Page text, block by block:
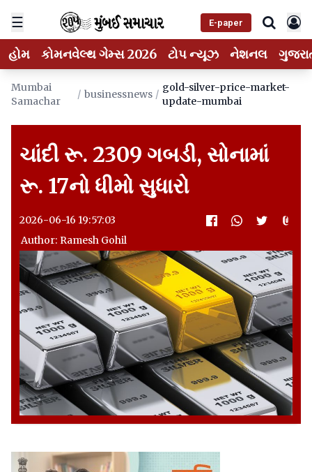
☰ E-paper
હોમ કોમનવેલ્થ ગેમ્સ 2026 ટોપ ન્યૂઝ નેશનલ
Mumbai
Samachar
/ businessnews /
gold-silver-price-market-
update-mumbai
ચાંદી રૂ. 2309 ગબડી, સોનામાં
રૂ. 17નો ધીમો સુધારો
2026-06-16 19:57:03
Author: Ramesh Gohil